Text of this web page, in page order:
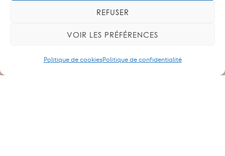
REFUSER
VOIR LES PRÉFÉRENCES
Politique de cookiesPolitique de confidentialité
Résolutions de l’AP, tpg